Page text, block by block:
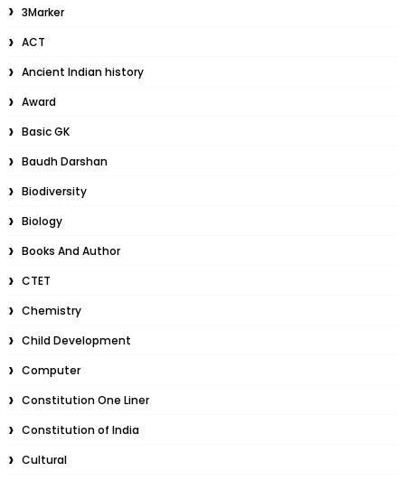
3Marker
ACT
Ancient Indian history
Award
Basic GK
Baudh Darshan
Biodiversity
Biology
Books And Author
CTET
Chemistry
Child Development
Computer
Constitution One Liner
Constitution of India
Cultural